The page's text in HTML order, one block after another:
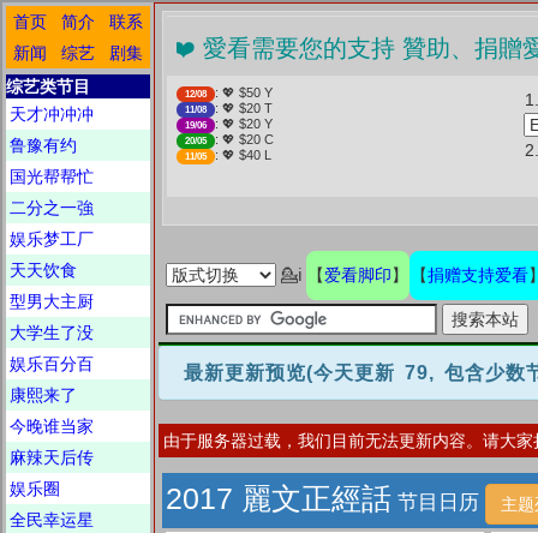
首页 简介
联系
新闻
综艺
剧集
综艺类节目
天才冲冲冲
鲁豫有约
国光帮帮忙
二分之一強
娱乐梦工厂
天天饮食
型男大主厨
大学生了没
娱乐百分百
康熙来了
今晚谁当家
麻辣天后传
娱乐圈
全民幸运星
❤️ 愛看需要您的支持 贊助、捐贈愛
12/08 : 💖 $50 Y
11/08 : 💖 $20 T
19/06 : 💖 $20 Y
20/05 : 💖 $20 C
11/05 : 💖 $40 L
💁ℹ 【爱看脚印】 【捐赠支持爱看
最新更新预览(今天更新 79, 包含少数
由于服务器过载，我们目前无法更新内容。请大
2017 麗文正經話 节目日历 主